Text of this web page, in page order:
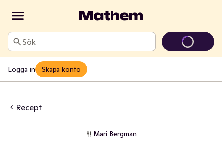
Sök
Logga in Skapa konto
Recept
Mari Bergman